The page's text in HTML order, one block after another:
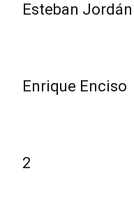
Esteban Jordán
Enrique Enciso
2